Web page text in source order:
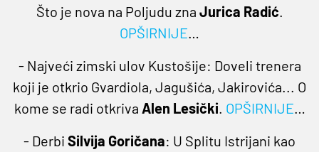
Što je nova na Poljudu zna Jurica Radić.
OPŠIRNIJE…
- Najveći zimski ulov Kustošije: Doveli trenera
koji je otkrio Gvardiola, Jagušića, Jakirovića... O
kome se radi otkriva Alen Lesički. OPŠIRNIJE…
- Derbi Silvija Goričana: U Splitu Istrijani kao